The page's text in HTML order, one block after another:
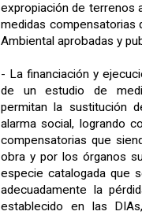
expropiación de terrenos
medidas compensatorias
Ambiental aprobadas y
- La financiación y
de un estudio de
permitan la sustitución
alarma social, logrando
compensatorias que
obra y por los órganos
especie catalogada que
adecuadamente la
establecido en las